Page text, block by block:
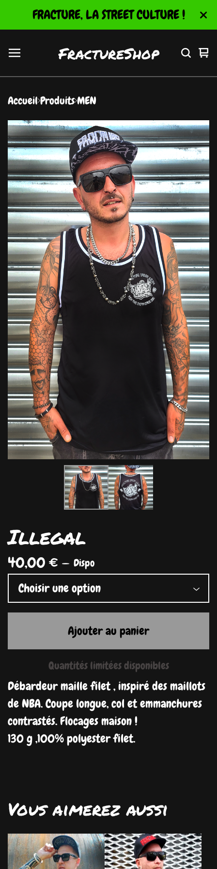
FRACTURE, LA STREET CULTURE !
FractureShop
le
0
Accueil ProduitsMEN
Illegal
40,00 € — Dispo
Ajouter au panier
Quantités limitées disponibles
Débardeur maille filet , inspiré des maillots
de NBA. Coupe longue, col et emmanchures
contrastés. Flocages maison !
130 g ,100% polyester filet.
Vous aimerez aussi
DISPO DISPO